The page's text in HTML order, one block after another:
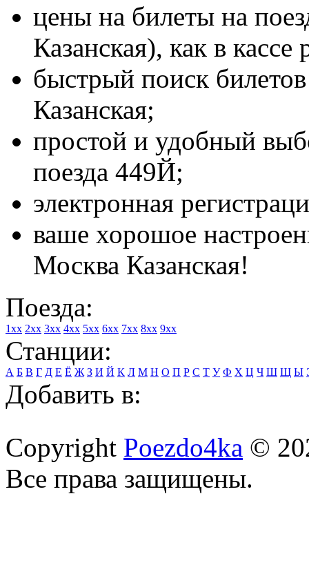
цены на билеты на
Казанская), как в кассе
быстрый поиск
Казанская;
простой и удобный
поезда 449Й;
электронная
ваше хорошое
Москва Казанская!
Поезда:
1xx 2xx 3xx 4xx 5xx 6xx 7xx 8xx 9xx
Станции:
А Б В Г Д Е Ё Ж З И Й К Л М Н О П Р С Т У Ф Х Ц Ч Ш Щ Ы
Добавить в:
Copyright Poezdo4ka ©
Все права защищены.